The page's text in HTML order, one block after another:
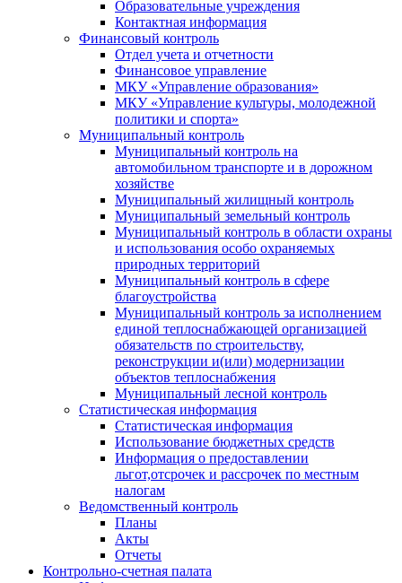
Образовательные учреждения
Контактная информация
Финансовый контроль
Отдел учета и отчетности
Финансовое управление
МКУ «Управление образования»
МКУ «Управление культуры, молодежной
политики и спорта»
Муниципальный контроль
Муниципальный контроль на
автомобильном транспорте и в дорожном
хозяйстве
Муниципальный жилищный контроль
Муниципальный земельный контроль
Муниципальный контроль в области охраны
и использования особо охраняемых
природных территорий
Муниципальный контроль в сфере
благоустройства
Муниципальный контроль за исполнением
единой теплоснабжающей организацией
обязательств по строительству,
реконструкции и(или) модернизации
объектов теплоснабжения
Муниципальный лесной контроль
Статистическая информация
Статистическая информация
Использование бюджетных средств
Информация о предоставлении
льгот,отсрочек и рассрочек по местным
налогам
Ведомственный контроль
Планы
Акты
Отчеты
Контрольно-счетная палата